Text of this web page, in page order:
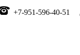
+7-951-596-40-51